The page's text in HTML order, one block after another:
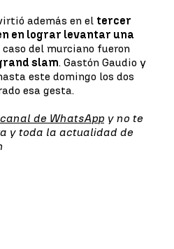
además en el tercer
en lograr levantar una
caso del murciano fueron
slam. Gastón Gaudio y
este domingo los dos
esa gesta.
canal de WhatsApp y no te
y toda la actualidad de